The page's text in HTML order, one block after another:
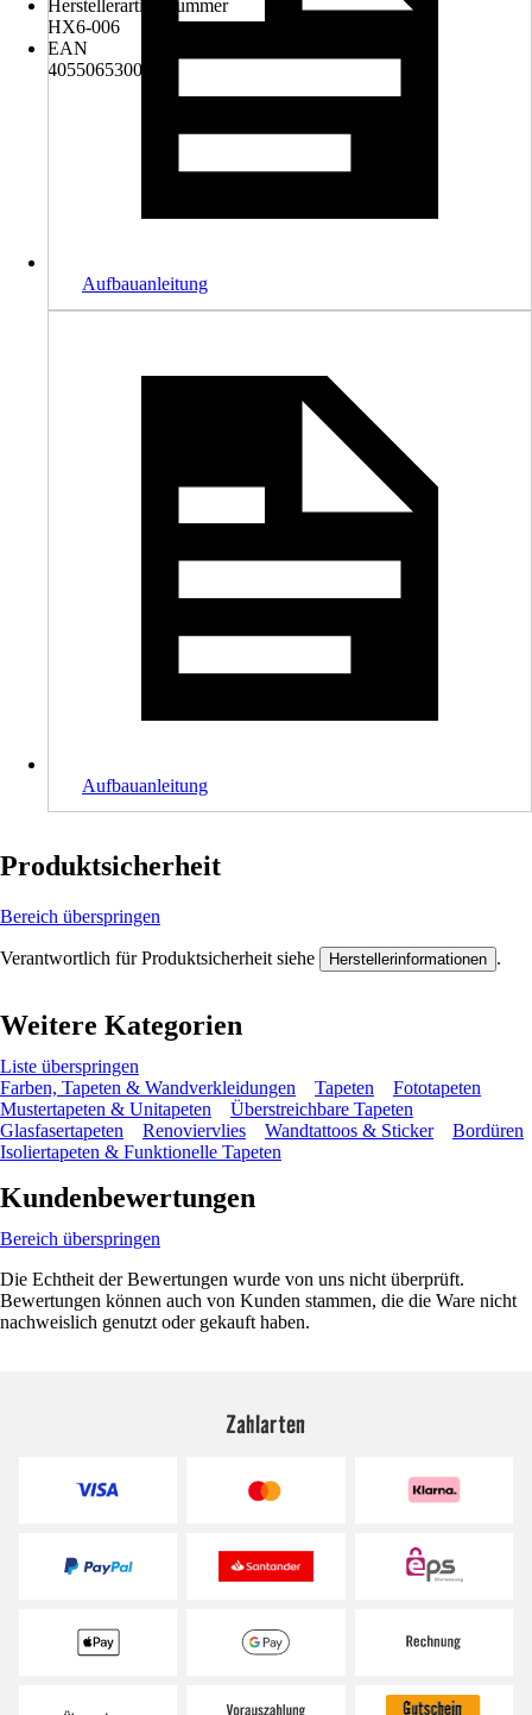
Herstellerartikelnummer
HX6-006
EAN
4055065300066
Aufbauanleitung
Aufbauanleitung
Produktsicherheit
Bereich überspringen
Verantwortlich für Produktsicherheit siehe Herstellerinformationen .
Weitere Kategorien
Liste überspringen
Farben, Tapeten & Wandverkleidungen
Tapeten
Fototapeten
Mustertapeten & Unitapeten
Überstreichbare Tapeten
Glasfasertapeten
Renoviervlies Wandtattoos & Sticker
Bordüren
Isoliertapeten & Funktionelle Tapeten
Kundenbewertungen
Bereich überspringen
Die Echtheit der Bewertungen wurde von uns nicht überprüft.
Bewertungen können auch von Kunden stammen, die die Ware nicht
nachweislich genutzt oder gekauft haben.
Zahlarten